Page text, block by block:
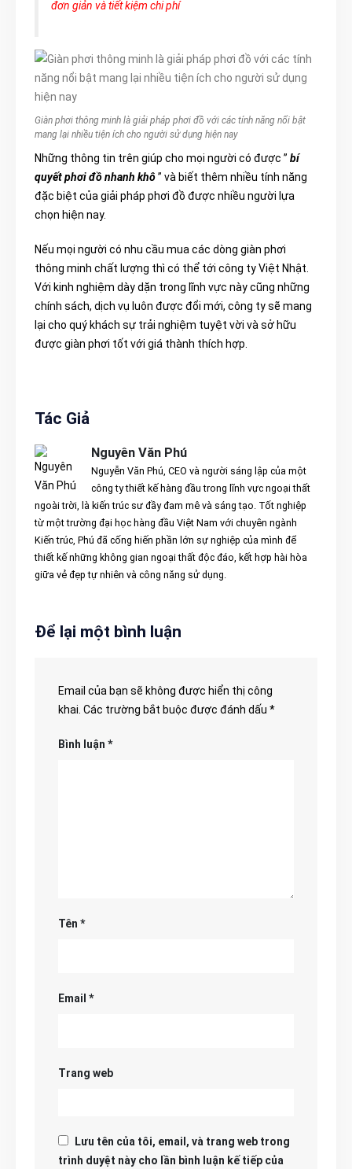
đơn giản và tiết kiệm chi phí
Giàn phơi thông minh là giải pháp phơi đồ với các tính năng nổi bật
mang lại nhiều tiện ích cho người sử dụng hiện nay
Những thông tin trên giúp cho mọi người có được ” bí
quyết phơi đồ nhanh khô” và biết thêm nhiều tính năng
đặc biệt của giải pháp phơi đồ được nhiều người lựa
chọn hiện nay.
Nếu mọi người có nhu cầu mua các dòng giàn phơi
thông minh chất lượng thì có thể tới công ty Việt Nhật.
Với kinh nghiệm dày dặn trong lĩnh vực này cũng những
chính sách, dịch vụ luôn được đổi mới, công ty sẽ mang
lại cho quý khách sự trải nghiệm tuyệt vời và sở hữu
được giàn phơi tốt với giá thành thích hợp.
Tác Giả
Nguyên Văn Phú
Nguyễn Văn Phú, CEO và người sáng lập của một
công ty thiết kế hàng đầu trong lĩnh vực ngoại thất
ngoài trời, là kiến trúc sư đầy đam mê và sáng tạo. Tốt nghiệp
từ một trường đại học hàng đầu Việt Nam với chuyên ngành
Kiến trúc, Phú đã cống hiến phần lớn sự nghiệp của mình để
thiết kế những không gian ngoại thất độc đáo, kết hợp hài hòa
giữa vẻ đẹp tự nhiên và công năng sử dụng.
Để lại một bình luận
Email của bạn sẽ không được hiển thị công
khai. Các trường bắt buộc được đánh dấu *
Bình luận *
Tên *
Email *
Trang web
Lưu tên của tôi, email, và trang web trong
trình duyệt này cho lần bình luận kế tiếp của